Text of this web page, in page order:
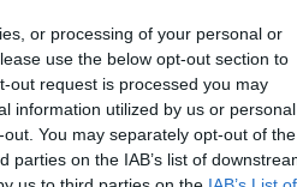
or processing of your personal or
use the below opt-out section to
out request is processed you may
information utilized by us or personal
You may separately opt-out of the
on the IAB’s list of